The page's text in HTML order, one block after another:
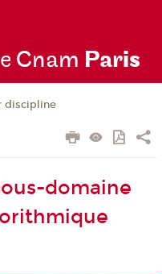
Cnam Paris
discipline
domaine